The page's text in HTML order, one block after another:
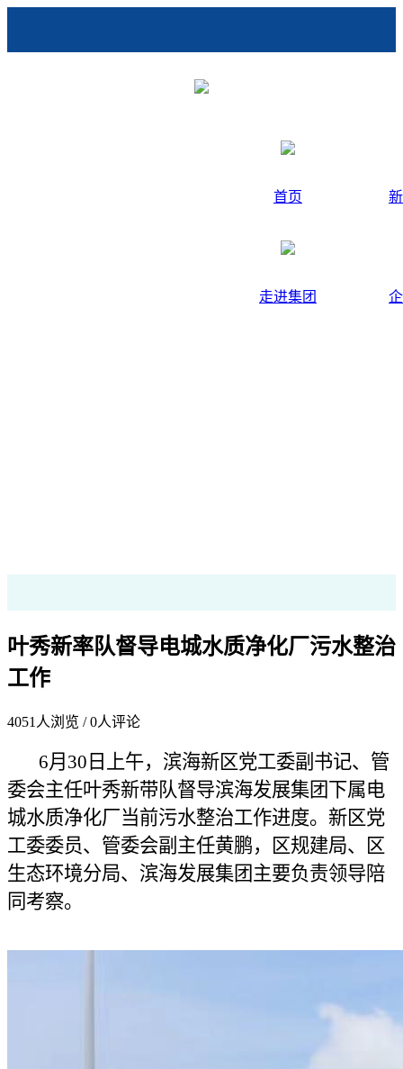
首页
走进集团
叶秀新率队督导电城水质净化厂污水整治
工作
4051 人浏览 /0人评论
6月30日上午，滨海新区党工委副书记、管
委会主任叶秀新带队督导滨海发展集团下属电
城水质净化厂当前污水整治工作进度。新区党
工委委员、管委会副主任黄鹏，区规建局、区
生态环境分局、滨海发展集团主要负责领导陪
同考察。